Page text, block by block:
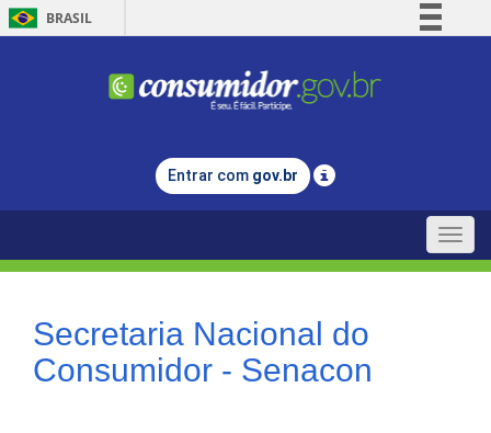
BRASIL
Comunica BR
Legislação
Entrar com gov.br
Toggle
Secretaria Nacional do
Consumidor - Senacon